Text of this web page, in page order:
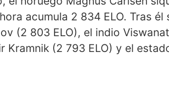
acumula 2 834 ELO. Tras él
(2 803 ELO), el indio
Kramnik (2 793 ELO) y el